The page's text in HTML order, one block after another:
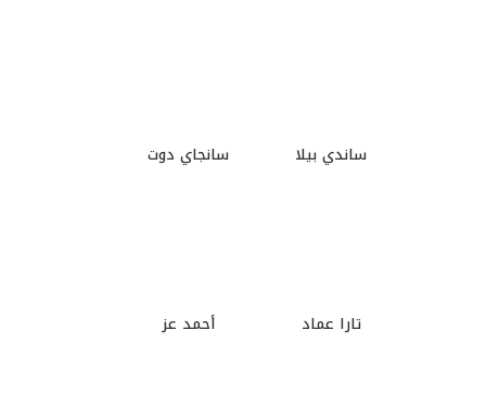
ساندي بيلا سانجاي دوت
تارا عماد أحمد عز